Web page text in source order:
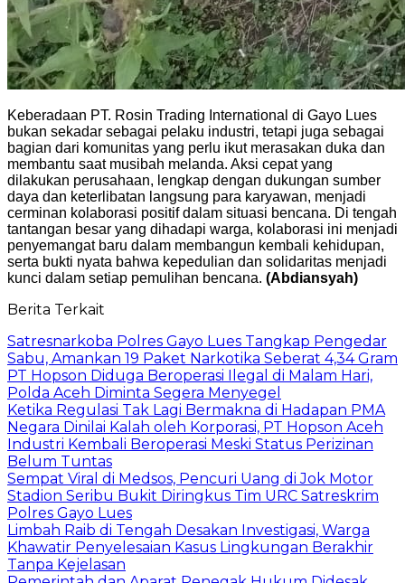
Keberadaan PT. Rosin Trading International di Gayo Lues
bukan sekadar sebagai pelaku industri, tetapi juga sebagai
bagian dari komunitas yang perlu ikut merasakan duka dan
membantu saat musibah melanda. Aksi cepat yang
dilakukan perusahaan, lengkap dengan dukungan sumber
daya dan keterlibatan langsung para karyawan, menjadi
cerminan kolaborasi positif dalam situasi bencana. Di tengah
tantangan besar yang dihadapi warga, kolaborasi ini menjadi
penyemangat baru dalam membangun kembali kehidupan,
serta bukti nyata bahwa kepedulian dan solidaritas menjadi
kunci dalam setiap pemulihan bencana. (Abdiansyah)
Berita Terkait
Satresnarkoba Polres Gayo Lues Tangkap Pengedar
Sabu, Amankan 19 Paket Narkotika Seberat 4,34 Gram
PT Hopson Diduga Beroperasi Ilegal di Malam Hari,
Polda Aceh Diminta Segera Menyegel
Ketika Regulasi Tak Lagi Bermakna di Hadapan PMA
Negara Dinilai Kalah oleh Korporasi, PT Hopson Aceh
Industri Kembali Beroperasi Meski Status Perizinan
Belum Tuntas
Sempat Viral di Medsos, Pencuri Uang di Jok Motor
Stadion Seribu Bukit Diringkus Tim URC Satreskrim
Polres Gayo Lues
Limbah Raib di Tengah Desakan Investigasi, Warga
Khawatir Penyelesaian Kasus Lingkungan Berakhir
Tanpa Kejelasan